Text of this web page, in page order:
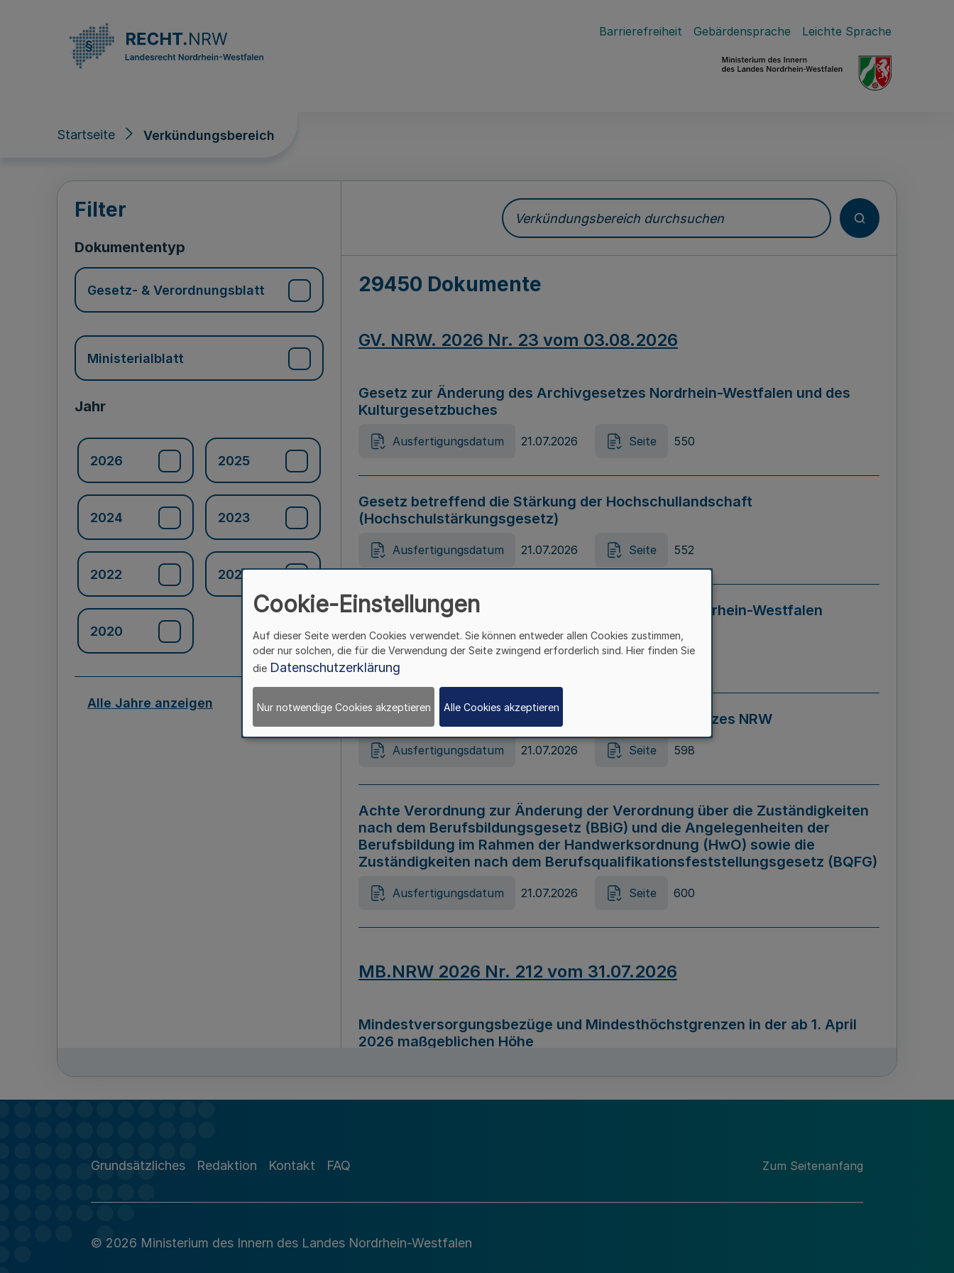
Barrierefreiheit Gebärdensprache Leichte Sprache
Startseite Verkündungsbereich
Verkündungsbereich
Filter
Dokumententyp
Gesetz- & Verordnungsblatt
Ministerialblatt
Jahr
2026 2025
2024 2023
2022 2021
2020
Alle Jahre anzeigen
Verkündungsbereich durchsuchen
29450 Dokumente
GV. NRW. 2026 Nr. 23 vom 03.08.2026
Gesetz zur Änderung des Archivgesetzes Nordrhein-Westfalen und des
Kulturgesetzbuches
Ausfertigungsdatum 21.07.2026 Seite 550
Gesetz betreffend die Stärkung der Hochschullandschaft
(Hochschulstärkungsgesetz)
Ausfertigungsdatum 21.07.2026 Seite 552
Gesetz zur Vermeidung von Diskriminierung in Nordrhein-Westfalen
(Landesantidiskriminierungsgesetz – LADG NRW)
Ausfertigungsdatum 21.07.2026 Seite 595
Gesetz zur Änderung des Online-Casinospiel Gesetzes NRW
Ausfertigungsdatum 21.07.2026 Seite 598
Achte Verordnung zur Änderung der Verordnung über die Zuständigkeiten
nach dem Berufsbildungsgesetz (BBiG) und die Angelegenheiten der
Berufsbildung im Rahmen der Handwerksordnung (HwO) sowie die
Zuständigkeiten nach dem Berufsqualifikationsfeststellungsgesetz (BQFG)
Ausfertigungsdatum 21.07.2026 Seite 600
MB.NRW 2026 Nr. 212 vom 31.07.2026
Mindestversorgungsbezüge und Mindesthöchstgrenzen in der ab 1. April
2026 maßgeblichen Höhe
Richtlinie zur Durchführung des Förderprogramms „Mittelstand Innovativ &
Grundsätzliches Redaktion Kontakt FAQ Zum Seitenanfang
© 2026 Ministerium des Innern des Landes Nordrhein-Westfalen
Cookie-Einstellungen
Auf dieser Seite werden Cookies verwendet. Sie können entweder allen Cookies zustimmen,
oder nur solchen, die für die Verwendung der Seite zwingend erforderlich sind. Hier finden Sie
die Datenschutzerklärung
Nur notwendige Cookies akzeptieren Alle Cookies akzeptieren